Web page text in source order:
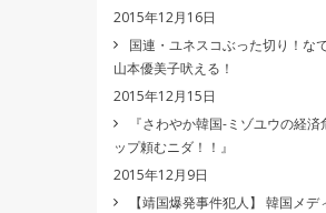
2015年12月16日
国連・ユネスコぶった切り！な
山本優美子吠える！
2015年12月15日
『さわやか韓国-ミゾユウの経
ップ頼むニダ！！』
2015年12月9日
【靖国爆発事件犯人】 韓国メ